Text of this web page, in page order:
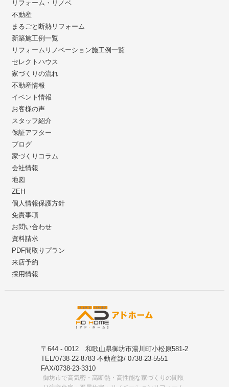
リフォーム・リノベ
不動産
まるごと断熱リフォーム
新築施工例一覧
リフォームリノベーション施工例一覧
セレクトハウス
家づくりの流れ
不動産情報
イベント情報
お客様の声
スタッフ紹介
保証アフター
ブログ
家づくりコラム
会社情報
地図
ZEH
個人情報保護方針
免責事項
お問い合わせ
資料請求
PDF間取りプラン
来店予約
採用情報
〒644 - 0012 和歌山県御坊市湯川町小松原581-2
TEL/0738-22-8783 不動産部/ 0738-23-5551
FAX/0738-23-3310
御坊市で高気密・高断熱・高性能な家づくりの間取